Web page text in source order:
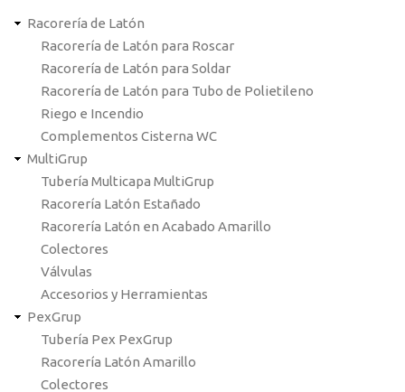
navegación
Racorería de Latón
Racorería de Latón para Roscar
Racorería de Latón para Soldar
Racorería de Latón para Tubo de Polietileno
Riego e Incendio
Complementos Cisterna WC
MultiGrup
Tubería Multicapa MultiGrup
Racorería Latón Estañado
Racorería Latón en Acabado Amarillo
Colectores
Válvulas
Accesorios y Herramientas
PexGrup
Tubería Pex PexGrup
Racorería Latón Amarillo
Colectores